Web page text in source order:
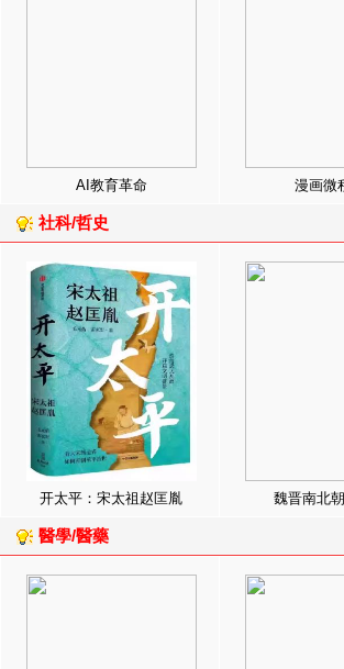
AI教育革命 漫画微
社科/哲史
开太平：宋太祖赵匡胤 魏晋南北
醫學/醫藥